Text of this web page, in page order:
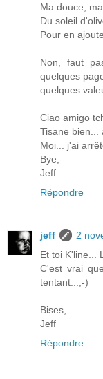
Ma douce, ma
Du soleil
Pour en
Non, faut
quelques
quelques
Ciao amigo
Tisane bien...
Moi... j'ai
Bye,
Jeff
Répondre
jeff
2
Et toi K'line...
C'est vrai
tentant...;-)
Bises,
Jeff
Répondre